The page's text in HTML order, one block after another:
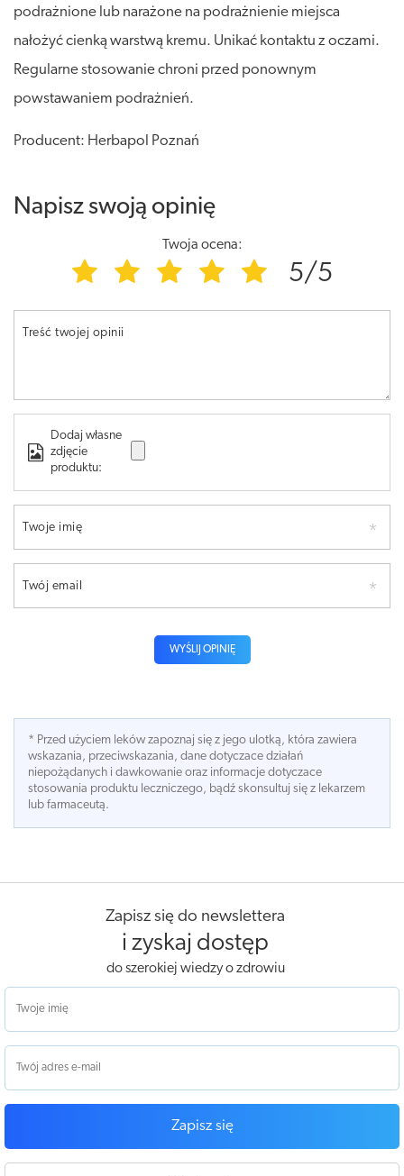
podrażnione lub narażone na podrażnienie miejsca
nałożyć cienką warstwą kremu. Unikać kontaktu z oczami.
Regularne stosowanie chroni przed ponownym
powstawaniem podrażnień.
Producent: Herbapol Poznań
Napisz swoją opinię
Twoja ocena:
5/5
Treść twojej opinii
Dodaj własne
zdjęcie
produktu:
Twoje imię
Twój email
WYŚLIJ OPINIĘ
* Przed użyciem leków zapoznaj się z jego ulotką, która zawiera
wskazania, przeciwskazania, dane dotyczace działań
niepożądanych i dawkowanie oraz informacje dotyczace
stosowania produktu leczniczego, bądź skonsultuj się z lekarzem
lub farmaceutą.
Zapisz się do newslettera
i zyskaj dostęp
do szerokiej wiedzy o zdrowiu
Zapisz się